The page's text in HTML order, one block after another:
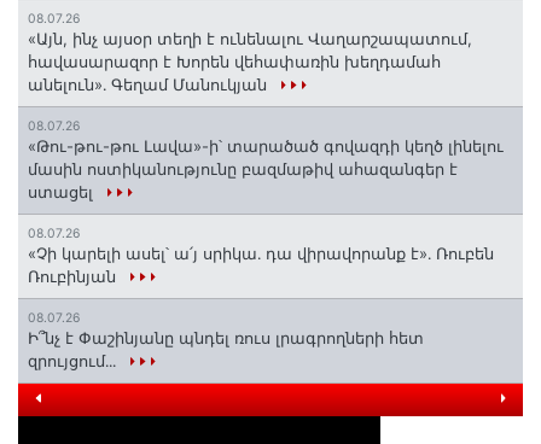
08.07.26
«Այն, ինչ այսօր տեղի է ունենալու Վաղարշապատում,
հավասարազոր է Խորեն վեհափառին խեղդամահ
անելուն»․ Գեղամ Մանուկյան
08.07.26
«Թու-թու-թու Լավա»-ի՝ տարածած գովազդի կեղծ լինելու
մասին ոստիկանությունը բազմաթիվ ահազանգեր է
ստացել
08.07.26
«Չի կարելի ասել՝ ա՛յ սրիկա․ դա վիրավորանք է»․ Ռուբեն
Ռուբինյան
08.07.26
Ի՞նչ է Փաշինյանը պնդել ռուս լրագրողների հետ
զրույցում․․․